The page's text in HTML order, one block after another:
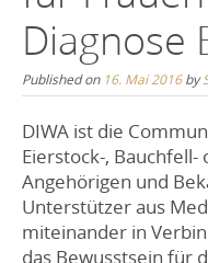
Diagnose
Published on 16. Mai 2016by
DIWA ist die
Eierstock-,
Angehörigen und
Unterstützer aus
miteinander in
das Bewusstsein für